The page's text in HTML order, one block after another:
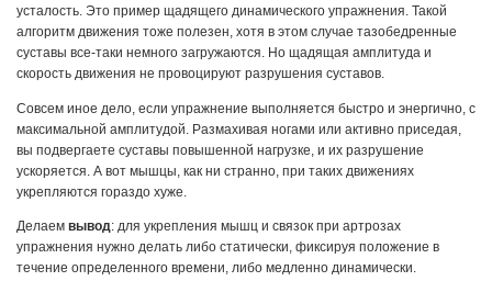
усталость. Это пример щадящего динамического упражнения. Такой
алгоритм движения тоже полезен, хотя в этом случае тазобедренные
суставы все-таки немного загружаются. Но щадящая амплитуда и
скорость движения не провоцируют разрушения суставов.
Совсем иное дело, если упражнение выполняется быстро и энергично, с
максимальной амплитудой. Размахивая ногами или активно приседая,
вы подвергаете суставы повышенной нагрузке, и их разрушение
ускоряется. А вот мышцы, как ни странно, при таких движениях
укрепляются гораздо хуже.
Делаем вывод: для укрепления мышц и связок при артрозах
упражнения нужно делать либо статически, фиксируя положение в
течение определенного времени, либо медленно динамически.